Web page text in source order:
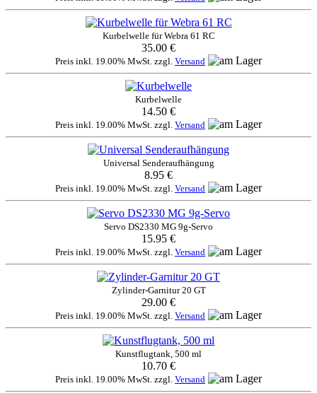
Kurbelwelle für Webra 61 RC
35.00 €
Preis inkl. 19.00% MwSt. zzgl. Versand
Kurbelwelle
14.50 €
Preis inkl. 19.00% MwSt. zzgl. Versand
Universal Senderaufhängung
8.95 €
Preis inkl. 19.00% MwSt. zzgl. Versand
Servo DS2330 MG 9g-Servo
15.95 €
Preis inkl. 19.00% MwSt. zzgl. Versand
Zylinder-Garnitur 20 GT
29.00 €
Preis inkl. 19.00% MwSt. zzgl. Versand
Kunstflugtank, 500 ml
10.70 €
Preis inkl. 19.00% MwSt. zzgl. Versand